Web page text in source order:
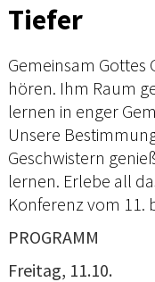
Tiefer
Gemeinsam
hören. Ihm Raum
lernen in enger
Unsere
Geschwistern
lernen. Erlebe all
Konferenz vom 11.
PROGRAMM
Freitag, 11.10.